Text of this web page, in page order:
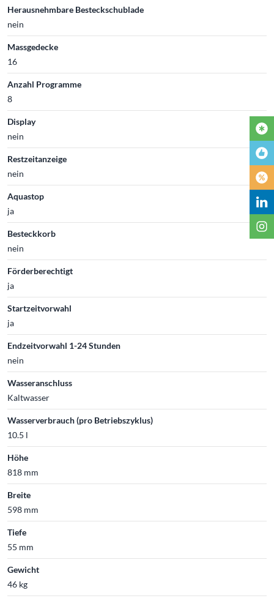
Herausnehmbare Besteckschublade
nein
Massgedecke
16
Anzahl Programme
8
Display
nein
Restzeitanzeige
nein
Aquastop
ja
Besteckkorb
nein
Förderberechtigt
ja
Startzeitvorwahl
ja
Endzeitvorwahl 1-24 Stunden
nein
Wasseranschluss
Kaltwasser
Wasserverbrauch (pro Betriebszyklus)
10.5 l
Höhe
818 mm
Breite
598 mm
Tiefe
55 mm
Gewicht
46 kg